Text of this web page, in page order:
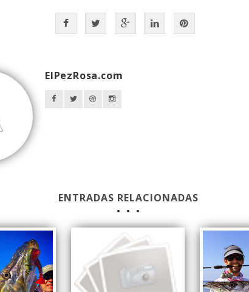
ElPezRosa.com
ENTRADAS RELACIONADAS